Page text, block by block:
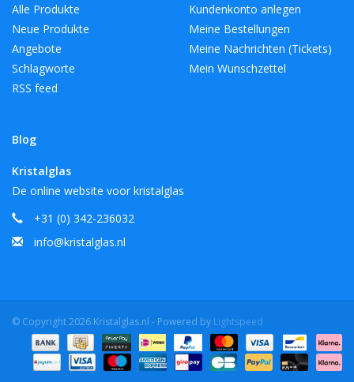
Alle Produkte
Neue Produkte
Angebote
Schlagworte
RSS feed
Blog
Kundenkonto anlegen
Meine Bestellungen
Meine Nachrichten (Tickets)
Mein Wunschzettel
Kristalglas
De online website voor kristalglas
+31 (0) 342-236032
info@kristalglas.nl
© Copyright 2026 Kristalglas.nl - Powered by Lightspeed